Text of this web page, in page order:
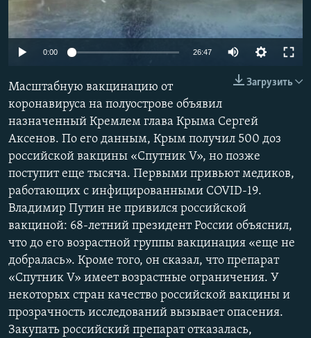
ПОБЕДИТЕЛЕЙ НЕ СУДЯТ?
КРЫМ.НЕПОКОРЕННЫЙ
УКРАИНСКАЯ ПРОБЛЕМА КРЫМА
ПРИСОЕДИНЯЙТЕСЬ!
Все сайты RFE/RL
360p 480p
0:00 26:47
240p
480p
1080p
Загрузить
Масштабную вакцинацию от
коронавируса на полуострове объявил
назначенный Кремлем глава Крыма Сергей
Аксенов. По его данным, Крым получил 500 доз
российской вакцины «Спутник V», но позже
поступит еще тысяча. Первыми привьют медиков,
работающих с инфицированными COVID-19.
Владимир Путин не привился российской
вакциной: 68-летний президент России объяснил,
что до его возрастной группы вакцинация «еще не
добралась». Кроме того, он сказал, что препарат
«Спутник V» имеет возрастные ограничения. У
некоторых стран качество российской вакцины и
прозрачность исследований вызывает опасения.
Закупать российский препарат отказалась,